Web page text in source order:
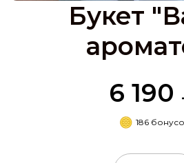
Букет
6 190
186